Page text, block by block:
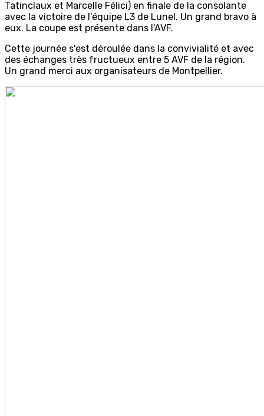
Tatinclaux et Marcelle Félici) en finale de la consolante
avec la victoire de l'équipe L3 de Lunel. Un grand bravo à
eux. La coupe est présente dans l'AVF.
Cette journée s'est déroulée dans la convivialité et avec
des échanges très fructueux entre 5 AVF de la région.
Un grand merci aux organisateurs de Montpellier.